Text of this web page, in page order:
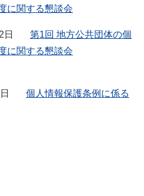
に関する懇談会
⽇
第1回 地方公共団体の個
に関する懇談会
個人情報保護条例に係る